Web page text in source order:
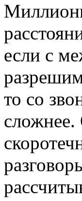
если с
то со
сложнее.